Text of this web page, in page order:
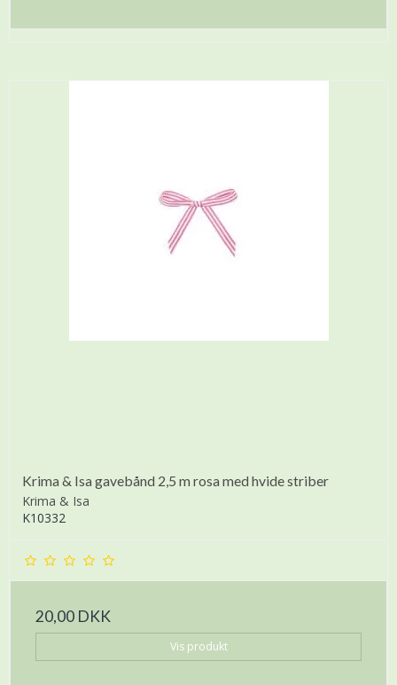
Krima & Isa gavebånd 2,5 m rosa med hvide striber
Krima & Isa
K10332
20,00 DKK
Vis produkt